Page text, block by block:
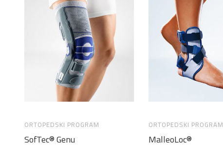
ORTOPEDSKI PROGRAM
SofTec® Genu
ORTOPEDSKI PROGRAM
MalleoLoc®